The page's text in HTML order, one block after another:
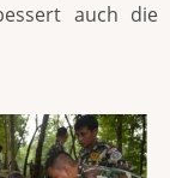
auch die